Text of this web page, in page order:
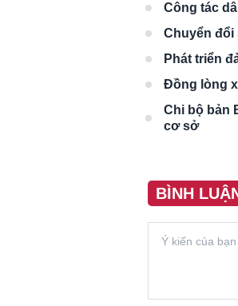
Công tác
Chuyển đổi
Phát triển
Đồng lòng
Chi bộ bản
cơ sở
BÌNH